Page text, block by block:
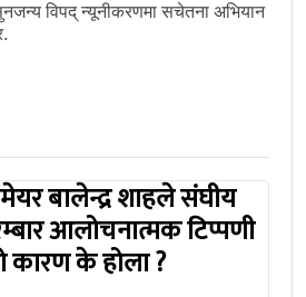
विपद् न्यूनीकरणमा सचेतना अभियान
बालेन्द्र शाहले संघीय
आलोचनात्मक टिप्पणी
कारण के होला ?